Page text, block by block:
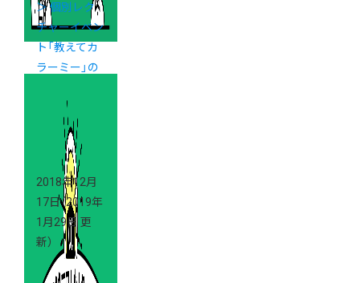
＞ 個別レク
チャーイベン
ト「教えてカ
ラーミー」の
2018年12月
17日（2019年
1月29日 更
新）